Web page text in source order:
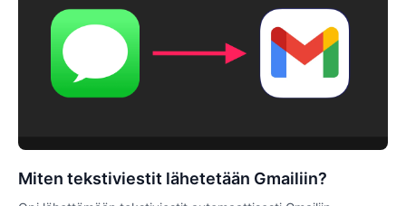
Miten tekstiviestit lähetetään Gmailiin?